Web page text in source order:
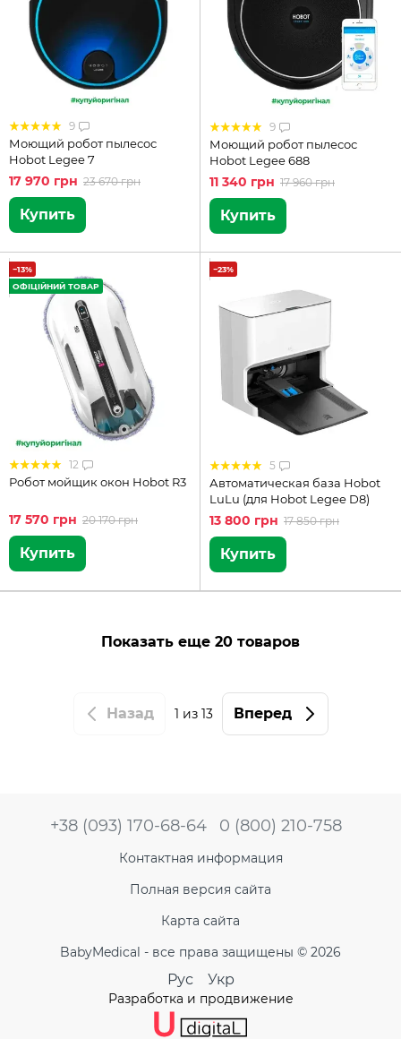
9
Моющий робот пылесос
Hobot Legee 7
17 970 грн 23 670 грн
Купить
9
Моющий робот пылесос
Hobot Legee 688
11 340 грн 17 960 грн
Купить
−13%
ОФІЦІЙНИЙ ТОВАР
12
Робот мойщик окон Hobot R3
17 570 грн 20 170 грн
Купить
−23%
5
Автоматическая база Hobot
LuLu (для Hobot Legee D8)
13 800 грн 17 850 грн
Купить
Показать еще 20 товаров
Назад 1 из 13 Вперед
+38 (093) 170-68-64 0 (800) 210-758
Контактная информация
Полная версия сайта
Карта сайта
BabyMedical - все права защищены © 2026
Рус Укр
Разработка и продвижение